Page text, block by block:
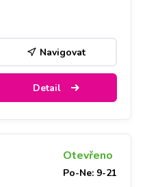
Navigovat
Detail
Otevřeno
Po-Ne: 9-21